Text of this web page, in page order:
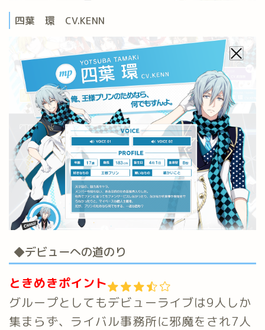
四葉 環 CV.KENN
◆デビューへの道のり
ときめきポイント
グループとしてもデビューライブは9人しか
集まらず、ライバル事務所に邪魔をされ7人